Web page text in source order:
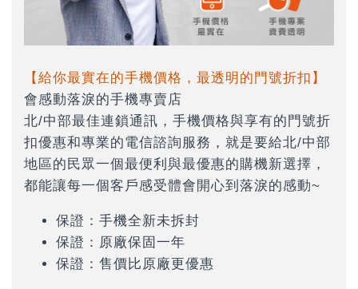
【給你最實在的手機價格，最透明的門號折扣】
會感動落淚的手機專賣店
北/中部最佳連鎖通訊，手機價格與享有的門號折
扣優惠和專業的電信諮詢服務，就是要給北/中部
地區的民眾一個最便利與最優惠的購機新選擇，
都能讓每一個客戶感受體會開心到落淚的感動~
保證：手機全新未拆封
保證：原廠保固一年
保證：售價比原廠更優惠